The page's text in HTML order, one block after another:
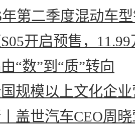
第二季度混动车
开启预售，
“数”到“质”转向
国规模以上文化企
盖世汽车CEO周